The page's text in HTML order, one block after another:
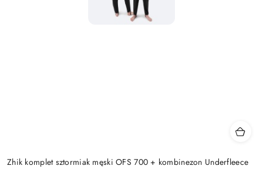
Zhik komplet sztormiak męski OFS 700 + kombinezon Underfleece